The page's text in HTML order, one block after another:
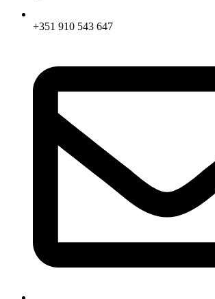
+351 910 543 647